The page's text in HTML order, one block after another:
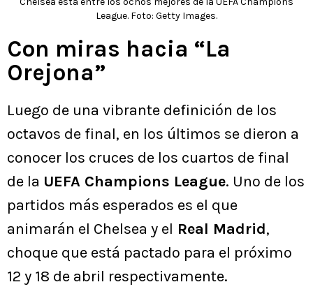
League. Foto: Getty Images.
Con miras hacia “La
Orejona”
Luego de una vibrante definición de los
octavos de final, en los últimos se dieron a
conocer los cruces de los cuartos de final
de la UEFA Champions League. Uno de los
partidos más esperados es el que
animarán el Chelsea y el Real Madrid,
choque que está pactado para el próximo
12 y 18 de abril respectivamente.